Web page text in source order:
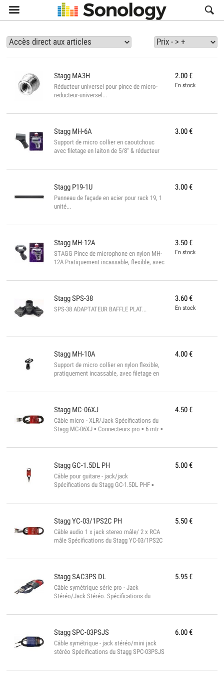

2.00€
En stock
Stagg MA3H
Réducteur universel pour pince de micro-
reducteur-universel...
3.00€
Stagg MH-6A
Support de micro collier en caoutchouc
avec filetage en laiton de 5/8" & réducteur
du Stagg MH-6A ▪ Couleur : noir ▪ Convient
Conforme à la norme rohs ▪ Diamètre : 23 à
29 mm...
3.00€
Stagg P19-1U
Panneau de façade en acier pour rack 19, 1
unité...
3.50€
En stock
Stagg MH-12A
STAGG Pince de microphone en nylon MH-
12A Pratiquement incassable, flexible, avec
adaptateur de filetage de 5/8" (extérieur) à
microphones droits et coniques Gamme de
diamètre: 32 à 42 mm / 1 1/4 à 1,65 p...
3.60€
En stock
StaggSPS-38
SPS-38 ADAPTATEUR BAFFLE PLAT...
4.00€
Stagg MH-10A
Support de micro collier en nylon flexible,
pratiquement incassable, avec filetage en
(ext):3/8"(int) Spécifications du Stagg MH-
cylindriques, standards, oblongs, retro....
Conforme à la norme rohs Diamètre : 22 à
32 mm...
4.50€
Stagg MC-06XJ
Câble micro - XLR/Jack Spécifications du
Stagg MC-06XJ ▪ Connecteurs pro ▪ 6 mtr ▪
5.00€
Stagg GC-1.5DL PH
Câble pour guitare - jack/jack
Spécifications du Stagg GC-1.5DL PHF ▪
Conforme à la norme ROHS...
5.50€
StaggYC-03/1PS2C PH
Câble audio 1 x jack stereo mâle/ 2 x RCA
mâle Spécifications du Stagg YC-03/1PS2C
la norme ROHS...
5.95€
StaggSAC3PS DL
Câble symétrique série pro - Jack
Stéréo/Jack Stéréo. Spécifications du
Longueur : 3 mtr ▪ Diamètre : 6.35 mm ▪
6.00€
StaggSPC-03PSJS
Câble symétrique - jack stéréo/mini jack
stéréo Spécifications du Stagg SPC-03PSJS